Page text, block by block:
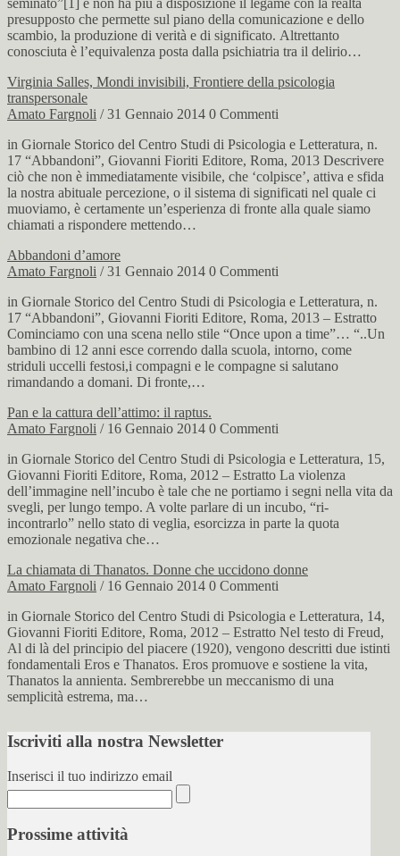
seminato”[1] e non ha più a disposizione il legame con la realtà
presupposto che permette sul piano della comunicazione e dello
scambio, la produzione di verità e di significato. Altrettanto
conosciuta è l’equivalenza posta dalla psichiatria tra il delirio…
Virginia Salles, Mondi invisibili, Frontiere della psicologia
transpersonale
Amato Fargnoli / 31 Gennaio 2014 0 Commenti
in Giornale Storico del Centro Studi di Psicologia e Letteratura, n.
17 “Abbandoni”, Giovanni Fioriti Editore, Roma, 2013 Descrivere
ciò che non è immediatamente visibile, che ‘colpisce’, attiva e sfida
la nostra abituale percezione, o il sistema di significati nel quale ci
muoviamo, è certamente un’esperienza di fronte alla quale siamo
chiamati a rispondere mettendo…
Abbandoni d’amore
Amato Fargnoli / 31 Gennaio 2014 0 Commenti
in Giornale Storico del Centro Studi di Psicologia e Letteratura, n.
17 “Abbandoni”, Giovanni Fioriti Editore, Roma, 2013 – Estratto
Cominciamo con una scena nello stile “Once upon a time”… “..Un
bambino di 12 anni esce correndo dalla scuola, intorno, come
striduli uccelli festosi,i compagni e le compagne si salutano
rimandando a domani. Di fronte,…
Pan e la cattura dell’attimo: il raptus.
Amato Fargnoli / 16 Gennaio 2014 0 Commenti
in Giornale Storico del Centro Studi di Psicologia e Letteratura, 15,
Giovanni Fioriti Editore, Roma, 2012 – Estratto La violenza
dell’immagine nell’incubo è tale che ne portiamo i segni nella vita da
svegli, per lungo tempo. A volte parlare di un incubo, “ri-
incontrarlo” nello stato di veglia, esorcizza in parte la quota
emozionale negativa che…
La chiamata di Thanatos. Donne che uccidono donne
Amato Fargnoli / 16 Gennaio 2014 0 Commenti
in Giornale Storico del Centro Studi di Psicologia e Letteratura, 14,
Giovanni Fioriti Editore, Roma, 2012 – Estratto Nel testo di Freud,
Al di là del principio del piacere (1920), vengono descritti due istinti
fondamentali Eros e Thanatos. Eros promuove e sostiene la vita,
Thanatos la annienta. Sembrerebbe un meccanismo di una
semplicità estrema, ma…
Iscriviti alla nostra Newsletter
Inserisci il tuo indirizzo email
Prossime attività